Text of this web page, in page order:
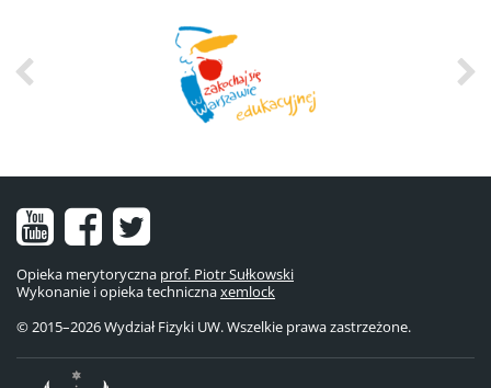
Nasz
kanał
na
YouTube
Nasz
fanpage
na
Facebooku
Nasze
konto
na
Twitterze
Opieka merytoryczna prof. Piotr Sułkowski
Wykonanie i opieka technicznaxemlock
© 2015–2026 Wydział Fizyki UW. Wszelkie prawa zastrzeżone.